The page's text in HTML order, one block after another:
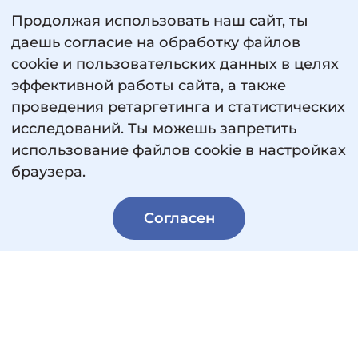
Продолжая использовать наш сайт, ты
даешь согласие на обработку файлов
cookie и пользовательских данных в целях
эффективной работы сайта, а также
проведения ретаргетинга и статистических
исследований. Ты можешь запретить
использование файлов cookie в настройках
браузера.
Согласен
Пользовательское соглашение
Политика обработки персональных данных
Сведения об образовательной организации